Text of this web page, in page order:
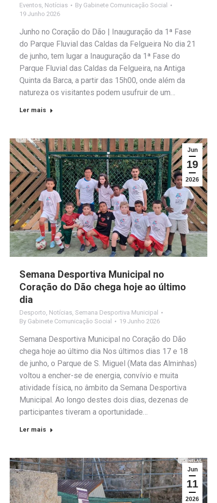
Eventos Notícias By Gabinete Comunicação Social
19 Junho 2026
Junho no Coração do Dão | Inauguração da 1ª Fase
do Parque Fluvial das Caldas da Felgueira No dia 21
de junho, tem lugar a Inauguração da 1ª Fase do
Parque Fluvial das Caldas da Felgueira, na Antiga
Quinta da Barca, a partir das 15h00, onde além da
natureza os visitantes podem usufruir de um…
Ler mais
Jun
19
2026
Semana Desportiva Municipal no
Coração do Dão chega hoje ao último
dia
Desporto Notícias Semana Desportiva Municipal
By Gabinete Comunicação Social 19 Junho 2026
Semana Desportiva Municipal no Coração do Dão
chega hoje ao último dia Nos últimos dias 17 e 18
de junho, o Parque de S. Miguel (Mata das Alminhas)
voltou a encher-se de energia, convívio e muita
atividade física, no âmbito da Semana Desportiva
Municipal. Ao longo destes dois dias, dezenas de
participantes tiveram a oportunidade…
Ler mais
Jun
11
2026